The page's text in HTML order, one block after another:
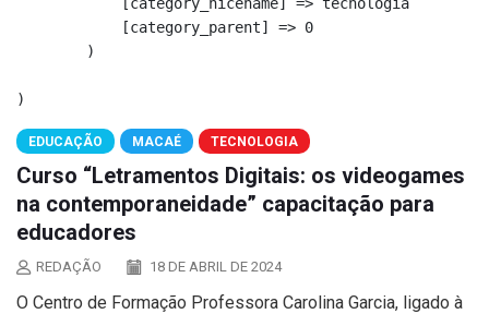
            [category_parent] => 0
        )
EDUCAÇÃO MACAÉ TECNOLOGIA
Curso “Letramentos Digitais: os videogames
na contemporaneidade” capacitação para
educadores
REDAÇÃO 18 DE ABRIL DE 2024
O Centro de Formação Professora Carolina Garcia, ligado à